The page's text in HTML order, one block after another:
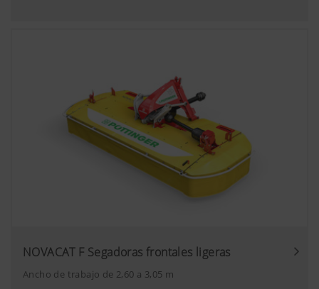
NOVACAT F Segadoras frontales ligeras
Ancho de trabajo de 2,60 a 3,05 m